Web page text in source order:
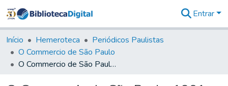
&
Coleções
Tudo na
Biblioteca
Entrar
Início Hemeroteca
Periódicos Paulistas
O Commercio de São Paulo
O Commercio de São Paulo, 1901, Ano IX, n. 2644